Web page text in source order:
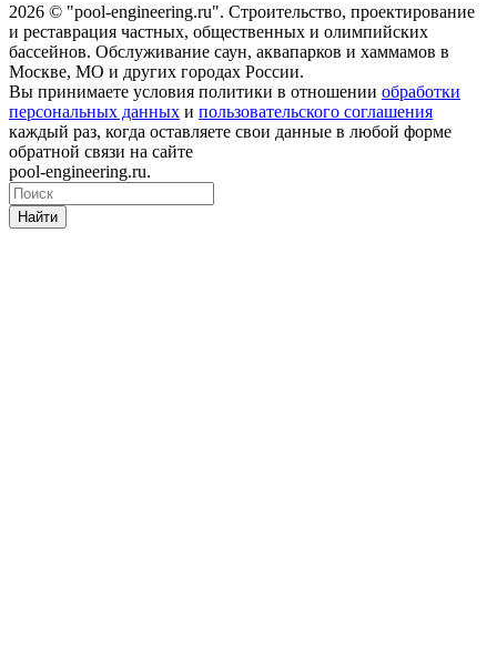
2026 © "pool-engineering.ru". Cтроительство, проектирование
и реставрация частных, общественных и олимпийских
бассейнов. Обслуживание саун, аквапарков и хаммамов в
Москве, МО и других городах России.
Вы принимаете условия политики в отношении обработки
персональных данных и пользовательского соглашения
каждый раз, когда оставляете свои данные в любой форме
обратной связи на сайте
pool-engineering.ru.
Найти